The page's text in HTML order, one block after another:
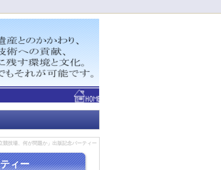
競技場、何が問題か」出版記念パーティー
ィー